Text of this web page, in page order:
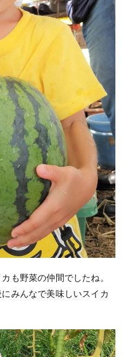
も野菜の仲間でしたね。
みんなで美味しいスイカ